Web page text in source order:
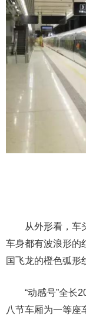
从外形看，车头
车身都有波浪形的
国飞龙的橙色弧形
“动感号”全长
八节车厢为一等座